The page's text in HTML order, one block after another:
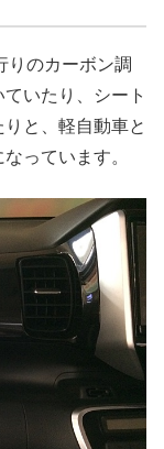
りのカーボン調
いたり、シート
と、軽自動車と
っています。